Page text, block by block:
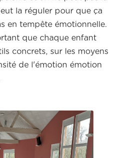
la réguler pour que ça
en tempête émotionnelle.
que chaque enfant
concrets, sur les moyens
de l'émotion émotion